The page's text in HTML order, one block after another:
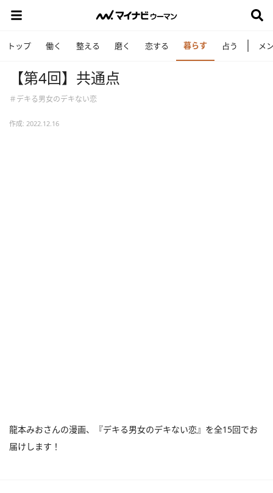
トップ 働く 整える 磨く 恋する 暮らす 占う メ
【第4回】共通点
＃デキる男女のデキない恋
作成: 2022.12.16
龍本みおさんの漫画、『デキる男女のデキない恋』を全15回でお
届けします！